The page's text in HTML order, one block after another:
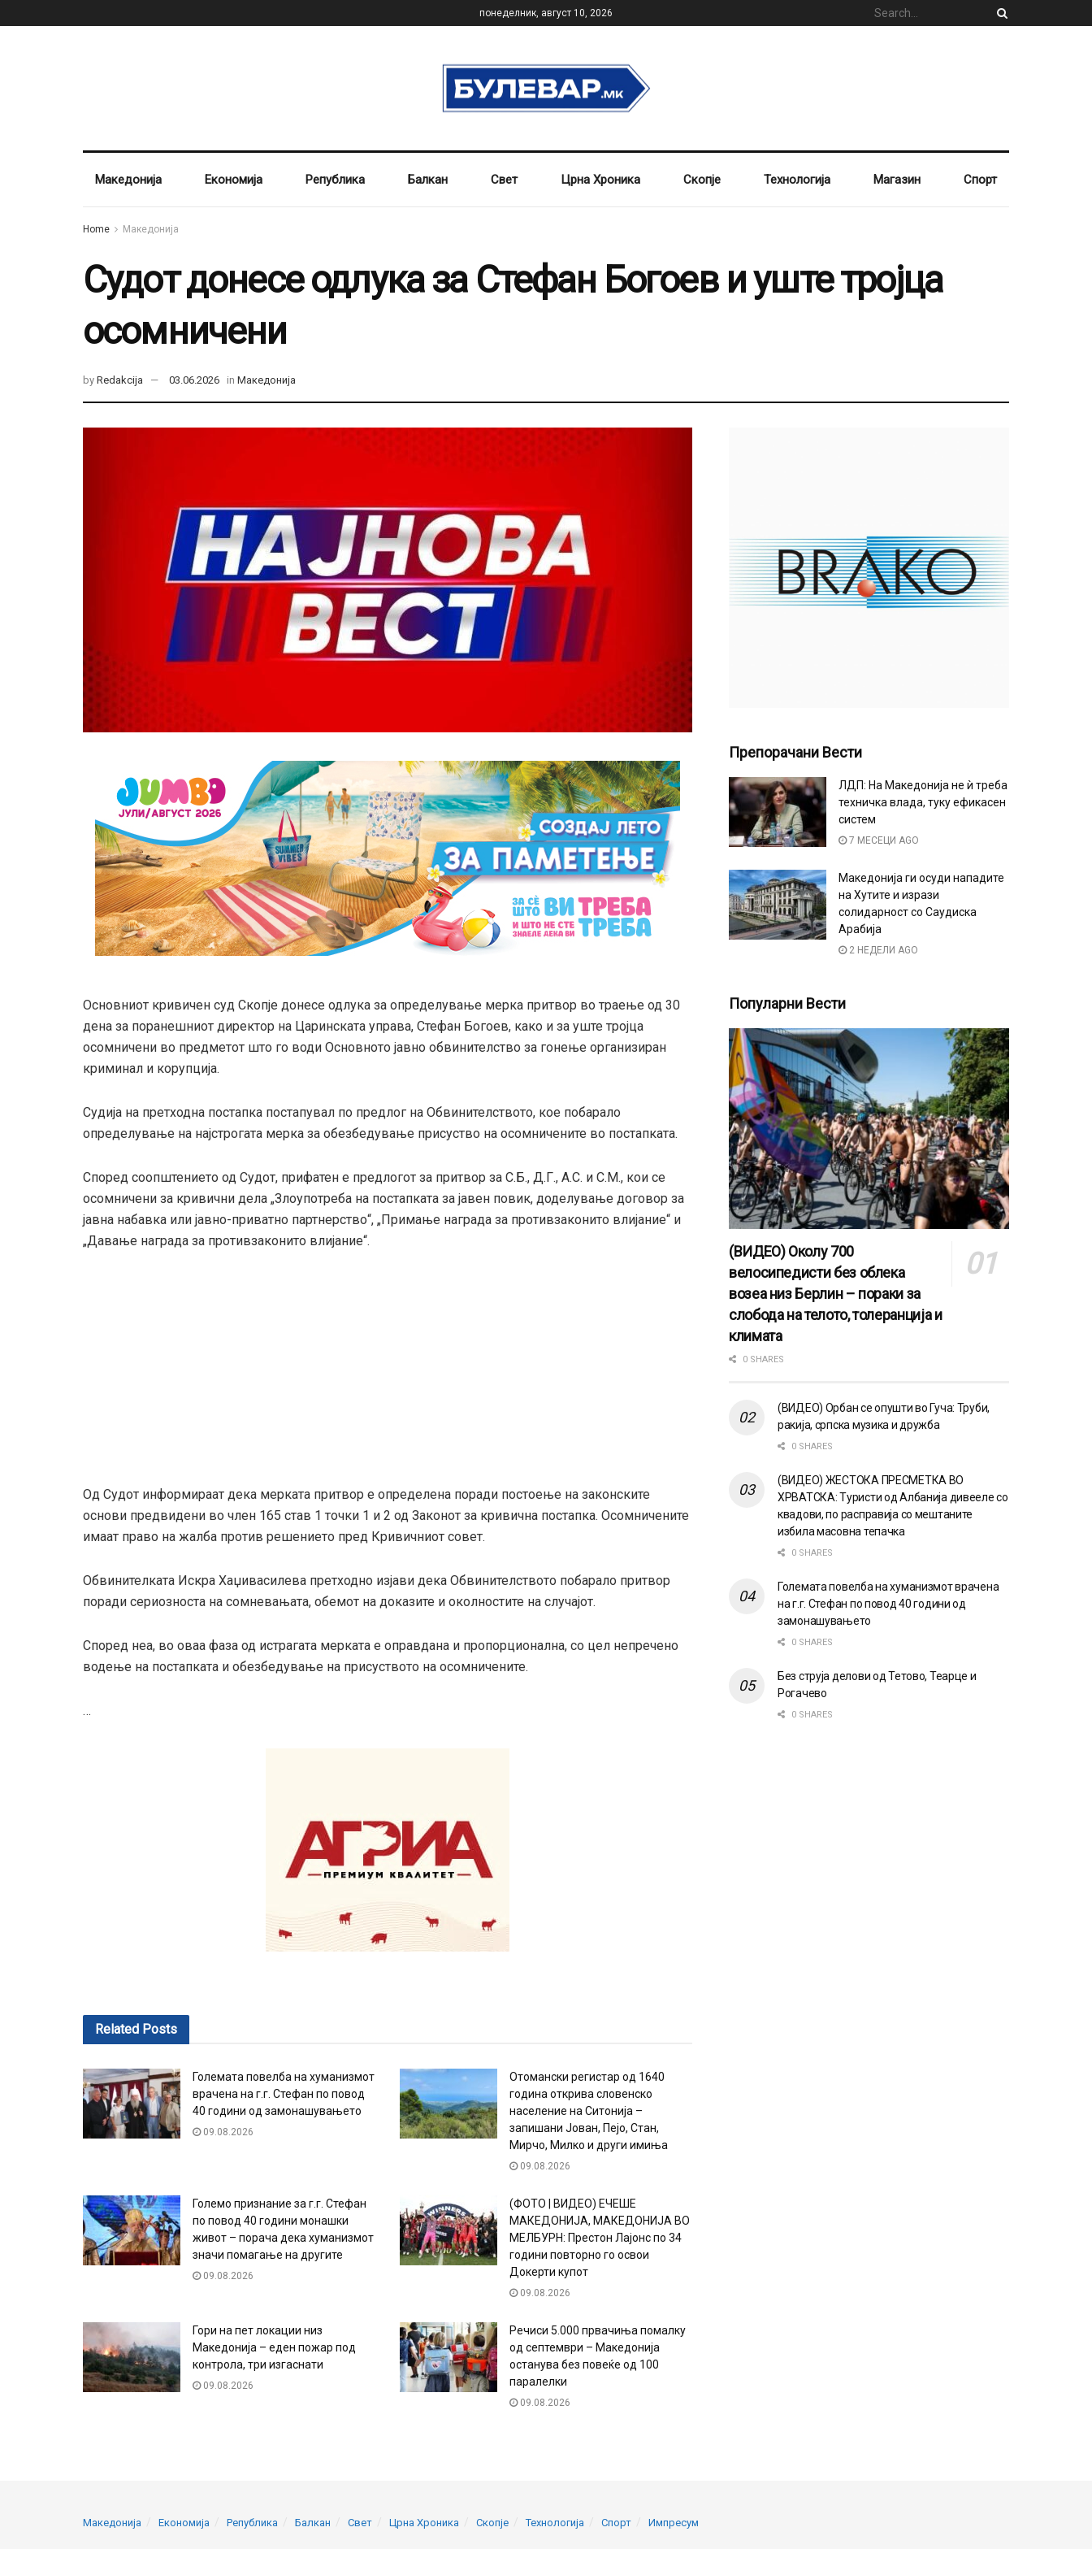
понеделник, август 10, 2026
Македонија Економија Република Балкан Свет Црна Хроника Скопје Технологија Магазин Спорт
Home Македонија
Судот донесе одлука за Стефан Богоев и уште тројца
осомничени
by Redakcija 03.06.2026 in Македонија
Основниот кривичен суд Скопје донесе одлука за определување мерка притвор во траење од 30
дена за поранешниот директор на Царинската управа, Стефан Богоев, како и за уште тројца
осомничени во предметот што го води Основното јавно обвинителство за гонење организиран
криминал и корупција.
Судија на претходна постапка постапувал по предлог на Обвинителството, кое побарало
определување на најстрогата мерка за обезбедување присуство на осомничените во постапката.
Според соопштението од Судот, прифатен е предлогот за притвор за С.Б., Д.Г., А.С. и С.М., кои се
осомничени за кривични дела „Злоупотреба на постапката за јавен повик, доделување договор за
јавна набавка или јавно-приватно партнерство“, „Примање награда за противзаконито влијание“ и
„Давање награда за противзаконито влијание“.
Од Судот информираат дека мерката притвор е определена поради постоење на законските
основи предвидени во член 165 став 1 точки 1 и 2 од Законот за кривична постапка. Осомничените
имаат право на жалба против решението пред Кривичниот совет.
Обвинителката Искра Хаџивасилева претходно изјави дека Обвинителството побарало притвор
поради сериозноста на сомневањата, обемот на доказите и околностите на случајот.
Според неа, во оваа фаза од истрагата мерката е оправдана и пропорционална, со цел непречено
водење на постапката и обезбедување на присуството на осомничените.
…
Related Posts
Големата повелба на хуманизмот
врачена на г.г. Стефан по повод
40 години од замонашувањето
09.08.2026
Отомански регистар од 1640
година открива словенско
население на Ситонија –
запишани Јован, Пејо, Стан,
Мирчо, Милко и други имиња
09.08.2026
Големо признание за г.г. Стефан
по повод 40 години монашки
живот – порача дека хуманизмот
значи помагање на другите
09.08.2026
(ФОТО | ВИДЕО) ЕЧЕШЕ
МАКЕДОНИЈА, МАКЕДОНИЈА ВО
МЕЛБУРН: Престон Лајонс по 34
години повторно го освои
Докерти купот
09.08.2026
Гори на пет локации низ
Македонија – еден пожар под
контрола, три изгаснати
09.08.2026
Речиси 5.000 првачиња помалку
од септември – Македонија
останува без повеќе од 100
паралелки
09.08.2026
Препорачани Вести
ЛДП: На Македонија не ѝ треба
техничка влада, туку ефикасен
систем
7 МЕСЕЦИ AGO
Македонија ги осуди нападите
на Хутите и изрази
солидарност со Саудиска
Арабија
2 НЕДЕЛИ AGO
Популарни Вести
(ВИДЕО) Околу 700
велосипедисти без облека
возеа низ Берлин – пораки за
слобода на телото, толеранција и
климата
0 SHARES
(ВИДЕО) Орбан се опушти во Гуча: Труби,
ракија, српска музика и дружба
0 SHARES
(ВИДЕО) ЖЕСТОКА ПРЕСМЕТКА ВО
ХРВАТСКА: Туристи од Албанија дивееле со
квадови, по расправија со мештаните
избила масовна тепачка
0 SHARES
Големата повелба на хуманизмот врачена
на г.г. Стефан по повод 40 години од
замонашувањето
0 SHARES
Без струја делови од Тетово, Теарце и
Рогачево
0 SHARES
Македонија Економија Република Балкан Свет Црна Хроника Скопје Технологија Спорт Импресум